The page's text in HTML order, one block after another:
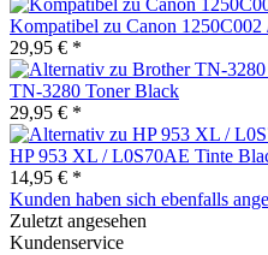
Kompatibel zu Canon 1250C002
29,95 € *
TN-3280 Toner Black
29,95 € *
HP 953 XL / L0S70AE Tinte
14,95 € *
Kunden haben sich ebenfalls
Zuletzt angesehen
Kundenservice